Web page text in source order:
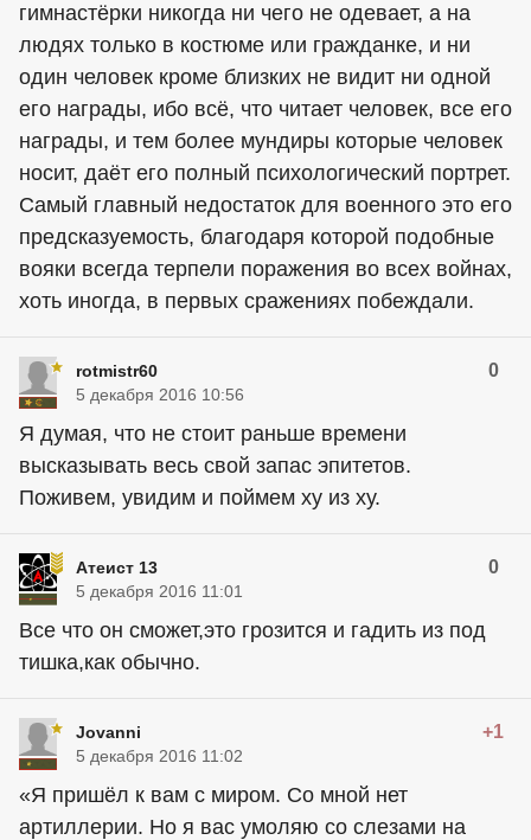
гимнастёрки никогда ни чего не одевает, а на
людях только в костюме или гражданке, и ни
один человек кроме близких не видит ни одной
его награды, ибо всё, что читает человек, все его
награды, и тем более мундиры которые человек
носит, даёт его полный психологический портрет.
Самый главный недостаток для военного это его
предсказуемость, благодаря которой подобные
вояки всегда терпели поражения во всех войнах,
хоть иногда, в первых сражениях побеждали.
rotmistr60 0
5 декабря 2016 10:56
Я думая, что не стоит раньше времени
высказывать весь свой запас эпитетов.
Поживем, увидим и поймем ху из ху.
Атеист 13 0
5 декабря 2016 11:01
Все что он сможет,это грозится и гадить из под
тишка,как обычно.
Jovanni +1
5 декабря 2016 11:02
«Я пришёл к вам с миром. Со мной нет
артиллерии. Но я вас умоляю со слезами на